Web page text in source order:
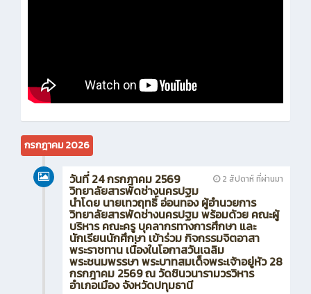
กรกฎาคม 2026
2 สัปดาห์ ที่ผ่านมา
วันที่ 24 กรกฎาคม 2569
วิทยาลัยสารพัดช่างนครปฐม
นำโดย นายเทวฤทธิ์ อ่อนทอง ผู้อำนวยการ
วิทยาลัยสารพัดช่างนครปฐม พร้อมด้วย คณะผู้
บริหาร คณะครู บุคลากรทางการศึกษา และ
นักเรียนนักศึกษา เข้าร่วม กิจกรรมจิตอาสา
พระราชทาน เนื่องในโอกาสวันเฉลิม
พระชนมพรรษา พระบาทสมเด็จพระเจ้าอยู่หัว 28
กรกฎาคม 2569 ณ วัดชินวนารามวรวิหาร
อำเภอเมือง จังหวัดปทุมธานี